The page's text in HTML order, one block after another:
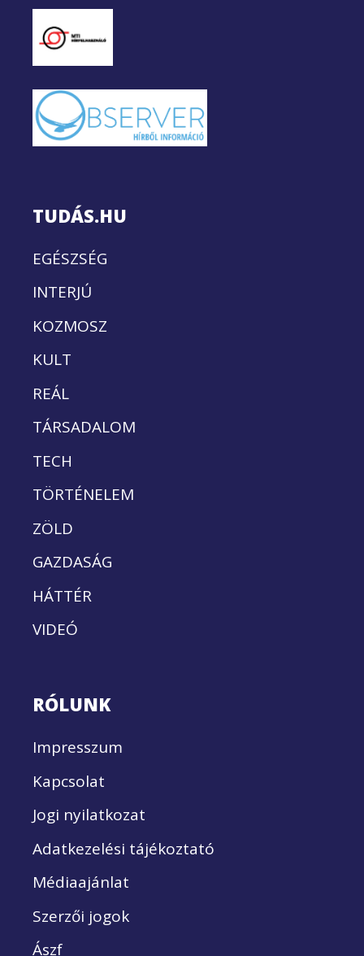
TUDÁS.HU
EGÉSZSÉG
INTERJÚ
KOZMOSZ
KULT
REÁL
TÁRSADALOM
TECH
TÖRTÉNELEM
ZÖLD
GAZDASÁG
HÁTTÉR
VIDEÓ
RÓLUNK
Impresszum
Kapcsolat
Jogi nyilatkozat
Adatkezelési tájékoztató
Médiaajánlat
Szerzői jogok
Ászf